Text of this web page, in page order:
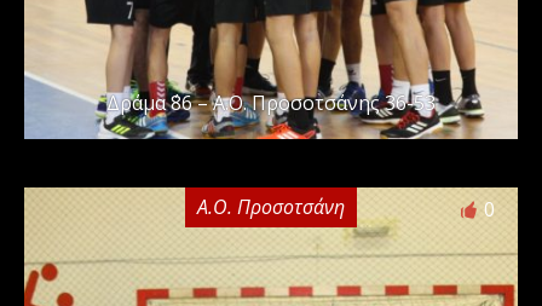
Δράμα ΄86 – Α.Ο. Προσοτσάνης 36-53
Α.Ο. Προσοτσάνη 0